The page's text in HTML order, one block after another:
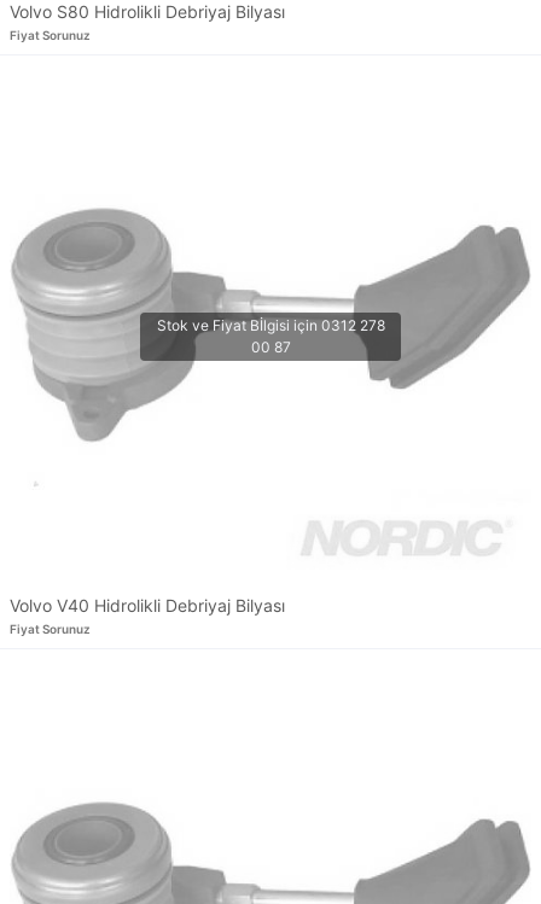
Volvo S80 Hidrolikli Debriyaj Bilyası
Fiyat Sorunuz
Volvo V40 Hidrolikli Debriyaj Bilyası
Fiyat Sorunuz